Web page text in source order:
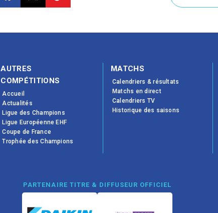
AUTRES
COMPÉTITIONS
Accueil
Actualités
Ligue des Champions
Ligue Européenne EHF
Coupe de France
Trophée des Champions
MATCHS
Calendriers & résultats
Matchs en direct
Calendriers TV
Historique des saisons
PARTENAIRE TITRE & DIFFUSEUR OFFICIEL